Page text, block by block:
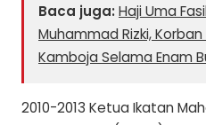
Baca juga:Haji Uma
Muhammad Rizki,
Kamboja Selama Enam
2010-2013 Ketua Ikatan